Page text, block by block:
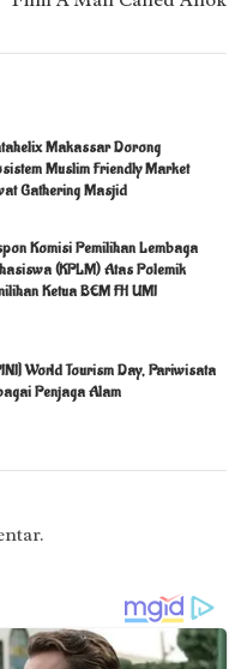
Makassar Dorong
Muslim Friendly Market
Gathering Masjid
Komisi Pemilihan Lembaga
(KPLM) Atas Polemik
Ketua BEM FH UMI
World Tourism Day, Pariwisata
Penjaga Alam